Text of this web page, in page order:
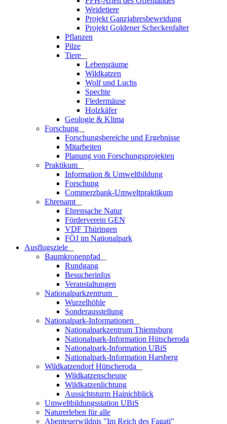
Weidetiere
Projekt Ganzjahresbeweidung
Projekt Goldener Scheckenfalter
Pflanzen
Pilze
Tiere
Lebensräume
Wildkatzen
Wolf und Luchs
Spechte
Fledermäuse
Holzkäfer
Geologie & Klima
Forschung
Forschungsbereiche und Ergebnisse
Mitarbeiten
Planung von Forschungsprojekten
Praktikum
Information & Umweltbildung
Forschung
Commerzbank-Umweltpraktikum
Ehrenamt
Ehrensache Natur
Förderverein GEN
VDF Thüringen
FÖJ im Nationalpark
Ausflugs­ziele
Baumkronenpfad
Rundgang
Besucherinfos
Veranstaltungen
Nationalparkzentrum
Wurzelhöhle
Sonderausstellung
Nationalpark-Informationen
Nationalparkzentrum Thiemsburg
Nationalpark-Information Hütscheroda
Nationalpark-Information UBiS
Nationalpark-Information Harsberg
Wildkatzendorf Hütscheroda
Wildkatzenscheune
Wildkatzenlichtung
Aussichtsturm Hainichblick
Umweltbildungsstation UBiS
Naturerleben für alle
Abenteuerwildnis "Im Reich des Fagati"